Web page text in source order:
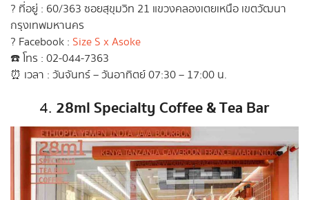
? ที่อยู่ : 60/363 ซอยสุขุมวิท 21 แขวงคลองเตยเหนือ เขตวัฒนา
กรุงเทพมหานคร
? Facebook : Size S x Asoke
☎️ โทร : 02-044-7363
⏰ เวลา : วันจันทร์ – วันอาทิตย์ 07:30 – 17:00 น.
4. 28ml Specialty Coffee & Tea Bar